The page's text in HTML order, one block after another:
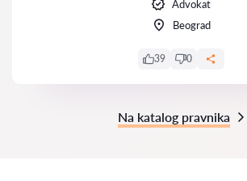
Advokat
Beograd
39 0
Na katalog pravnika